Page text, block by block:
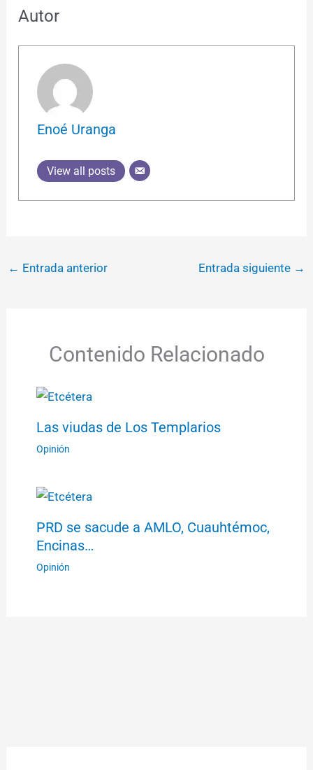
Autor
Enoé Uranga
View all posts
← Entrada anterior Entrada siguiente →
Contenido Relacionado
Las viudas de Los Templarios
Opinión
PRD se sacude a AMLO, Cuauhtémoc,
Encinas…
Opinión